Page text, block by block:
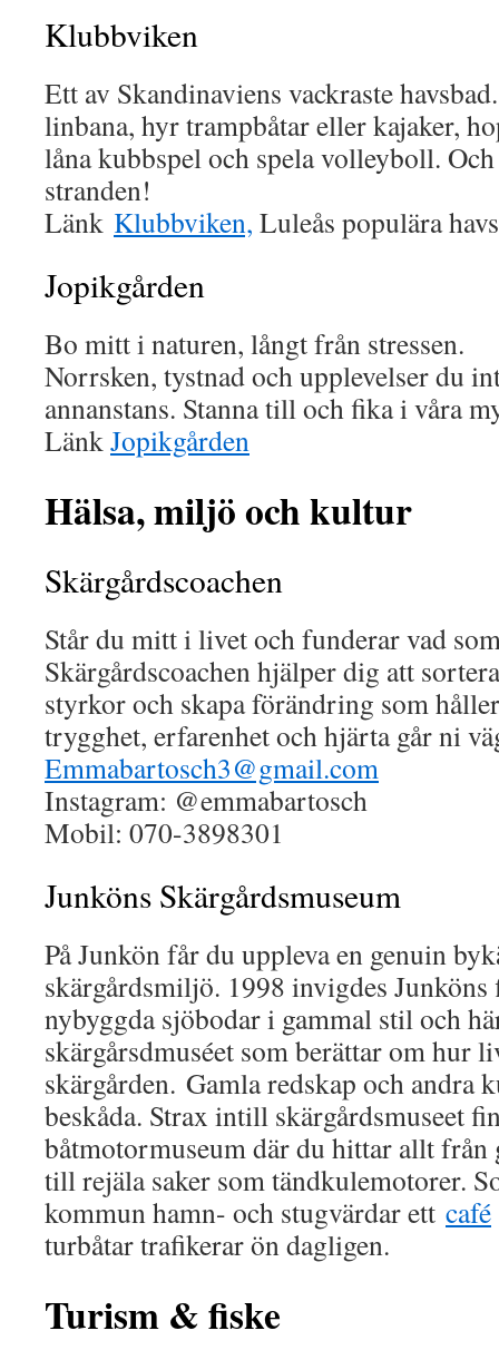
Klubbviken
Ett av Skandinaviens vackraste
linbana, hyr trampbåtar eller kajaker,
låna kubbspel och spela volleyboll.
stranden!
Länk Klubbviken, Luleås populära
Jopikgården
Bo mitt i naturen, långt från stressen.
Norrsken, tystnad och upplevelser du
annanstans. Stanna till och fika i våra
LänkJopikgården
Hälsa, miljö och kultur
Skärgårdscoachen
Står du mitt i livet och funderar vad
Skärgårdscoachen hjälper dig att
styrkor och skapa förändring som
trygghet, erfarenhet och hjärta går ni
Emmabartosch3@gmail.com
Instagram: @emmabartosch
Mobil: 070-3898301
Junköns Skärgårdsmuseum
På Junkön får du uppleva en genuin
skärgårdsmiljö. 1998 invigdes Junköns
nybyggda sjöbodar i gammal stil och
skärgårsdmuséet som berättar om hur
skärgården. Gamla redskap och andra
beskåda. Strax intill skärgårdsmuseet
båtmotormuseum där du hittar allt från
till rejäla saker som tändkulemotorer.
kommun hamn- och stugvärdar ett café
turbåtar trafikerar ön dagligen.
Turism & fiske